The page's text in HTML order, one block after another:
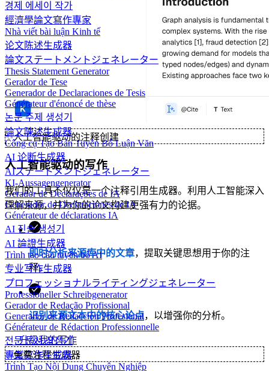
경제 에세이 작가
經濟學論文寫作專家
Nhà viết bài luận Kinh tế
论文陈述生成器
論文ステートメントジェネレーター
Thesis Statement Generator
Gerador de Tese
Generador de Declaraciones de Tesis
Générateur d'énoncé de thèse
논문 주제 생성기
論文陳述生成器
Công cụ Tạo Bản Tuyên Bố Luận Văn
AI 论断生成器
AIステートメントジェネレーター
KI-Aussagengenerator
Gerador de Declarações de IA
Generador de Declaraciones de IA
Générateur de déclarations IA
AI 진술 생성기
AI 論證生成器
Trình tạo câu tuyên bố AI
专业写作生成器
プロフェッショナルライティングジェネレーター
Professioneller Schreibgenerator
Gerador de Redação Profissional
Generador de Redacción Profesional
Générateur de Rédaction Professionnelle
전문 문서 작성기
專業寫作生成器
Trình Tạo Nội Dung Chuyên Nghiệp
✨人工智能驱动的注释创建
人工智能驱动的写作
我们的工具不仅仅是一个注释引用生成器。利用人工智能深入
理解来源，并为你的论文构建更强有力的论据。
即时分析来源库中的文章，提取关键思想用于你的注
释。
识别来源文本中的核心论点，以增强你的分析。
升级我的写作
✨免费注释生成器